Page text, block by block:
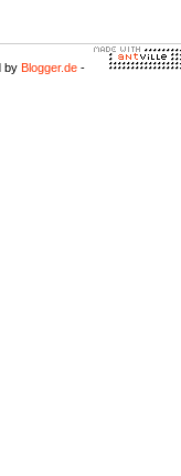
by Blogger.de -